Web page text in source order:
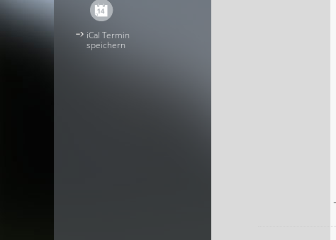
iCal Termin
speichern